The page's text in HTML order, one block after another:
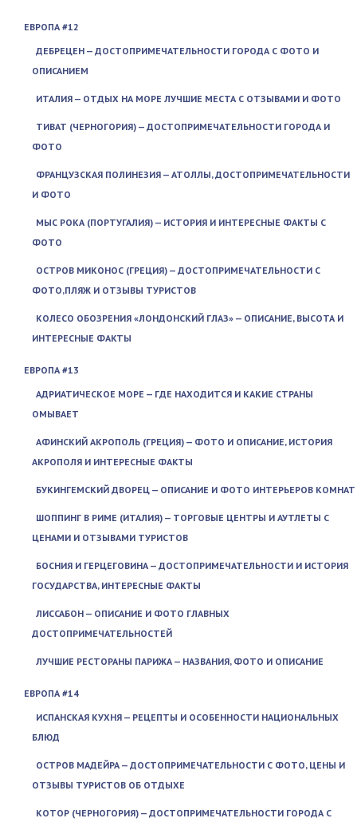
ЕВРОПА #12
ДЕБРЕЦЕН — ДОСТОПРИМЕЧАТЕЛЬНОСТИ ГОРОДА С ФОТО И
ОПИСАНИЕМ
ИТАЛИЯ — ОТДЫХ НА МОРЕ ЛУЧШИЕ МЕСТА С ОТЗЫВАМИ И ФОТО
ТИВАТ (ЧЕРНОГОРИЯ) — ДОСТОПРИМЕЧАТЕЛЬНОСТИ ГОРОДА И
ФОТО
ФРАНЦУЗСКАЯ ПОЛИНЕЗИЯ — АТОЛЛЫ, ДОСТОПРИМЕЧАТЕЛЬНОСТИ
И ФОТО
МЫС РОКА (ПОРТУГАЛИЯ) — ИСТОРИЯ И ИНТЕРЕСНЫЕ ФАКТЫ С
ФОТО
ОСТРОВ МИКОНОС (ГРЕЦИЯ) — ДОСТОПРИМЕЧАТЕЛЬНОСТИ С
ФОТО,ПЛЯЖ И ОТЗЫВЫ ТУРИСТОВ
КОЛЕСО ОБОЗРЕНИЯ «ЛОНДОНСКИЙ ГЛАЗ» — ОПИСАНИЕ, ВЫСОТА И
ИНТЕРЕСНЫЕ ФАКТЫ
ЕВРОПА #13
АДРИАТИЧЕСКОЕ МОРЕ — ГДЕ НАХОДИТСЯ И КАКИЕ СТРАНЫ
ОМЫВАЕТ
АФИНСКИЙ АКРОПОЛЬ (ГРЕЦИЯ) — ФОТО И ОПИСАНИЕ, ИСТОРИЯ
АКРОПОЛЯ И ИНТЕРЕСНЫЕ ФАКТЫ
БУКИНГЕМСКИЙ ДВОРЕЦ — ОПИСАНИЕ И ФОТО ИНТЕРЬЕРОВ КОМНАТ
ШОППИНГ В РИМЕ (ИТАЛИЯ) — ТОРГОВЫЕ ЦЕНТРЫ И АУТЛЕТЫ С
ЦЕНАМИ И ОТЗЫВАМИ ТУРИСТОВ
БОСНИЯ И ГЕРЦЕГОВИНА — ДОСТОПРИМЕЧАТЕЛЬНОСТИ И ИСТОРИЯ
ГОСУДАРСТВА, ИНТЕРЕСНЫЕ ФАКТЫ
ЛИССАБОН — ОПИСАНИЕ И ФОТО ГЛАВНЫХ
ДОСТОПРИМЕЧАТЕЛЬНОСТЕЙ
ЛУЧШИЕ РЕСТОРАНЫ ПАРИЖА — НАЗВАНИЯ, ФОТО И ОПИСАНИЕ
ЕВРОПА #14
ИСПАНСКАЯ КУХНЯ — РЕЦЕПТЫ И ОСОБЕННОСТИ НАЦИОНАЛЬНЫХ
БЛЮД
ОСТРОВ МАДЕЙРА — ДОСТОПРИМЕЧАТЕЛЬНОСТИ С ФОТО, ЦЕНЫ И
ОТЗЫВЫ ТУРИСТОВ ОБ ОТДЫХЕ
КОТОР (ЧЕРНОГОРИЯ) — ДОСТОПРИМЕЧАТЕЛЬНОСТИ ГОРОДА С